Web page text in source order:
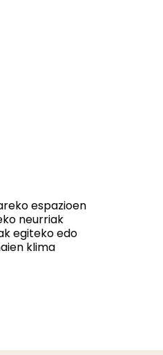
espazioen
neurriak
egiteko edo
klima